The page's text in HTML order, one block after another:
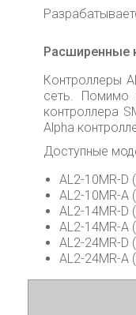
Расширенные
Контроллеры
сеть. Помимо
контроллера
Alpha
Доступные
AL2-10MR-D
AL2-10MR-A
AL2-14MR-D
AL2-14MR-A
AL2-24MR-D
AL2-24MR-A